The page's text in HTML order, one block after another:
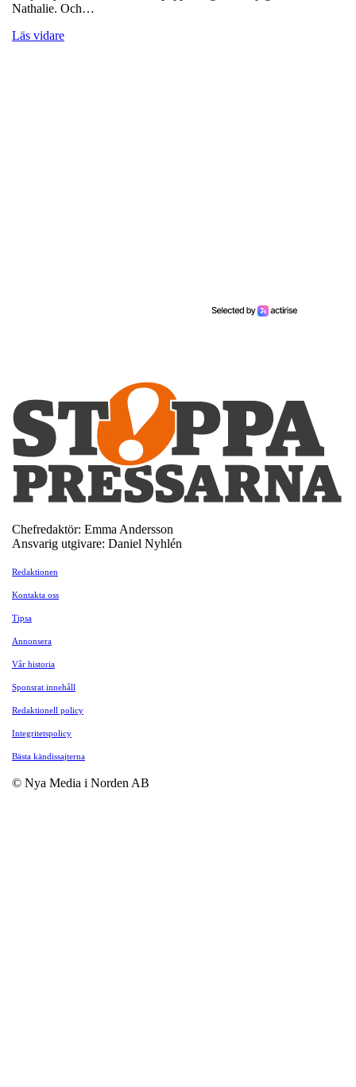
Nathalie. Och…
Läs vidare
Chefredaktör: Emma Andersson
Ansvarig utgivare: Daniel Nyhlén
Redaktionen
Kontakta oss
Tipsa
Annonsera
Vår historia
Sponsrat innehåll
Redaktionell policy
Integritetspolicy
Bästa kändissajterna
© Nya Media i Norden AB